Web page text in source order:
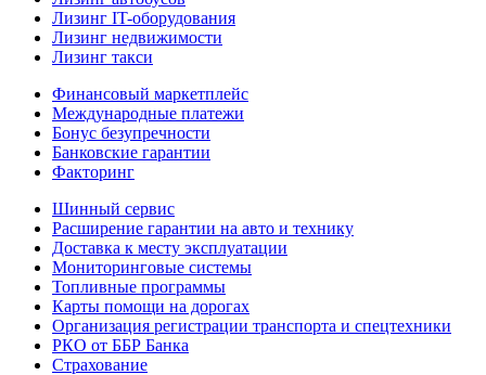
Лизинг IT-оборудования
Лизинг недвижимости
Лизинг такси
Финансовый маркетплейс
Международные платежи
Бонус безупречности
Банковские гарантии
Факторинг
Шинный сервис
Расширение гарантии на авто и технику
Доставка к месту эксплуатации
Мониторинговые системы
Топливные программы
Карты помощи на дорогах
Организация регистрации транспорта и спецтехники
РКО от ББР Банка
Страхование